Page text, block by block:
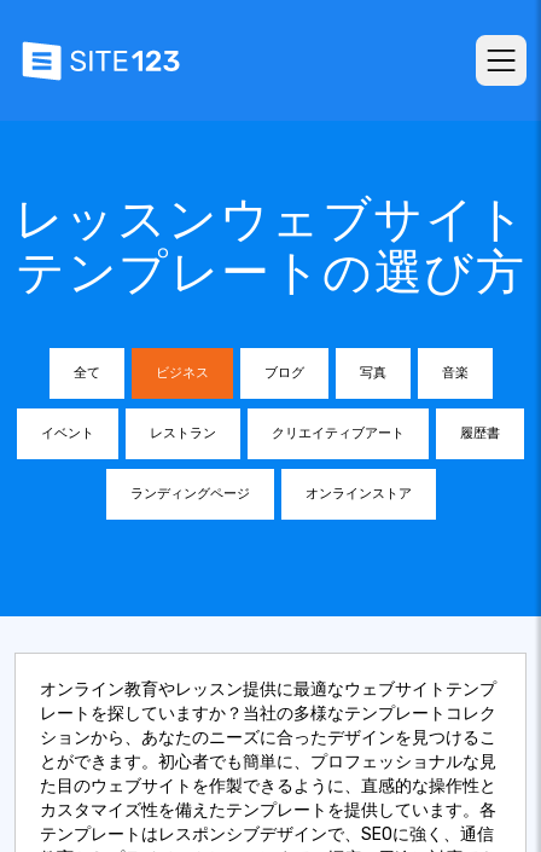
レッスンウェブサイト
テンプレートの選び方
全て ビジネス ブログ 写真 音楽
イベント レストラン クリエイティブアート 履歴書
ランディングページ オンラインストア
オンライン教育やレッスン提供に最適なウェブサイトテンプ
レートを探していますか？当社の多様なテンプレートコレク
ションから、あなたのニーズに合ったデザインを見つけるこ
とができます。初心者でも簡単に、プロフェッショナルな見
た目のウェブサイトを作製できるように、直感的な操作性と
カスタマイズ性を備えたテンプレートを提供しています。各
テンプレートはレスポンシブデザインで、SEOに強く、通信